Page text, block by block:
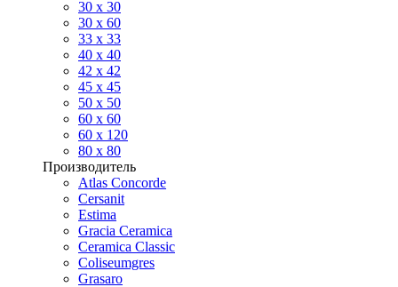
30 х 30
30 x 60
33 x 33
40 х 40
42 x 42
45 x 45
50 x 50
60 х 60
60 x 120
80 x 80
Производитель
Atlas Concorde
Cersanit
Estima
Gracia Ceramica
Ceramica Classic
Coliseumgres
Grasaro